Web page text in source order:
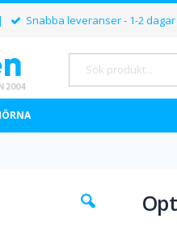
Snabba leveranser - 1-2 dagar